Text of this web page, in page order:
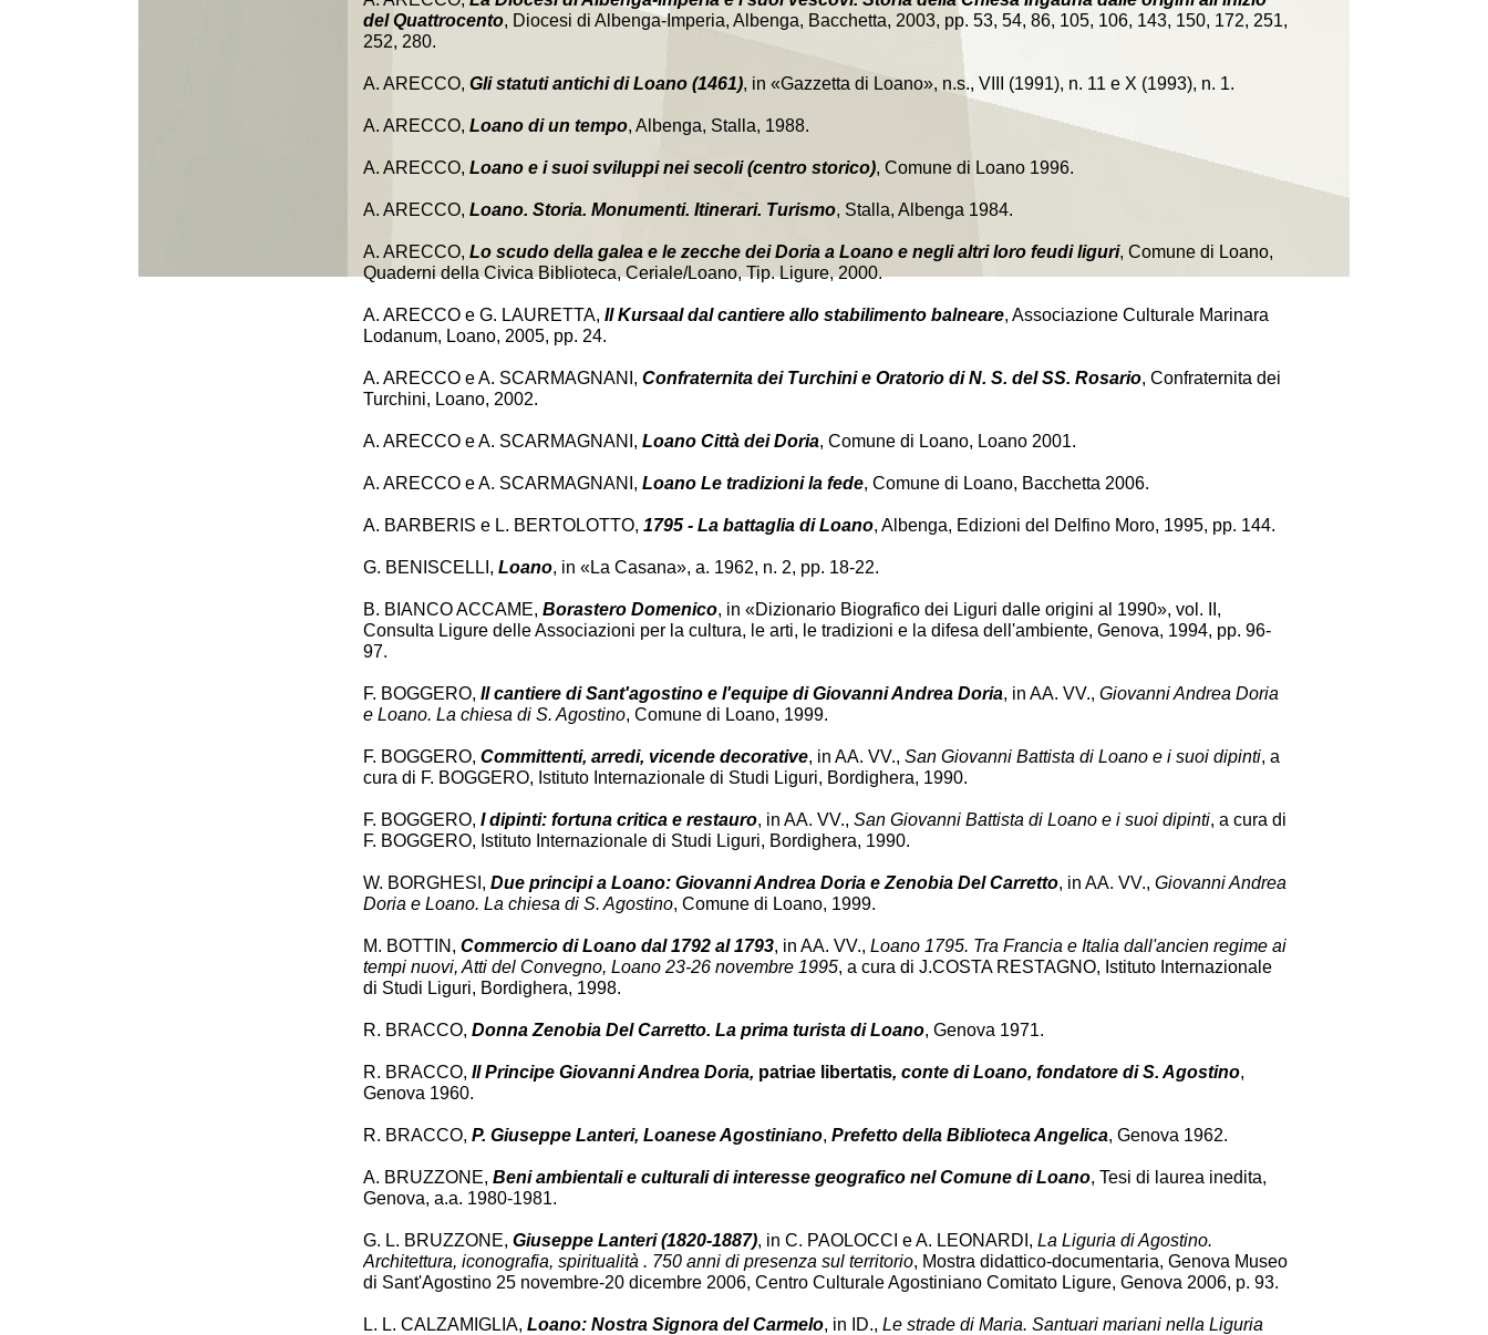
del Quattrocento, Diocesi di Albenga-Imperia, Albenga, Bacchetta, 2003, pp. 53, 54, 86, 105, 106, 143, 150, 172, 251,
252, 280.
A. ARECCO, Gli statuti antichi di Loano (1461), in «Gazzetta di Loano», n.s., VIII (1991), n. 11 e X (1993), n. 1.
A. ARECCO, Loano di un tempo, Albenga, Stalla, 1988.
A. ARECCO, Loano e i suoi sviluppi nei secoli (centro storico), Comune di Loano 1996.
A. ARECCO, Loano. Storia. Monumenti. Itinerari. Turismo, Stalla, Albenga 1984.
A. ARECCO, Lo scudo della galea e le zecche dei Doria a Loano e negli altri loro feudi liguri, Comune di Loano,
Quaderni della Civica Biblioteca, Ceriale/Loano, Tip. Ligure, 2000.
A. ARECCO e G. LAURETTA, Il Kursaal dal cantiere allo stabilimento balneare, Associazione Culturale Marinara
Lodanum, Loano, 2005, pp. 24.
A. ARECCO e A. SCARMAGNANI, Confraternita dei Turchini e Oratorio di N. S. del SS. Rosario, Confraternita dei
Turchini, Loano, 2002.
A. ARECCO e A. SCARMAGNANI, Loano Città dei Doria, Comune di Loano, Loano 2001.
A. ARECCO e A. SCARMAGNANI, Loano Le tradizioni la fede, Comune di Loano, Bacchetta 2006.
A. BARBERIS e L. BERTOLOTTO, 1795 - La battaglia di Loano, Albenga, Edizioni del Delfino Moro, 1995, pp. 144.
G. BENISCELLI, Loano, in «La Casana», a. 1962, n. 2, pp. 18-22.
B. BIANCO ACCAME, Borastero Domenico, in «Dizionario Biografico dei Liguri dalle origini al 1990», vol. II,
Consulta Ligure delle Associazioni per la cultura, le arti, le tradizioni e la difesa dell'ambiente, Genova, 1994, pp. 96-
97.
F. BOGGERO, Il cantiere di Sant'agostino e l'equipe di Giovanni Andrea Doria, in AA. VV., Giovanni Andrea Doria
e Loano. La chiesa di S. Agostino, Comune di Loano, 1999.
F. BOGGERO, Committenti, arredi, vicende decorative, in AA. VV., San Giovanni Battista di Loano e i suoi dipinti, a
cura di F. BOGGERO, Istituto Internazionale di Studi Liguri, Bordighera, 1990.
F. BOGGERO, I dipinti: fortuna critica e restauro, in AA. VV., San Giovanni Battista di Loano e i suoi dipinti, a cura di
F. BOGGERO, Istituto Internazionale di Studi Liguri, Bordighera, 1990.
W. BORGHESI, Due principi a Loano: Giovanni Andrea Doria e Zenobia Del Carretto, in AA. VV., Giovanni Andrea
Doria e Loano. La chiesa di S. Agostino, Comune di Loano, 1999.
M. BOTTIN, Commercio di Loano dal 1792 al 1793, in AA. VV., Loano 1795. Tra Francia e Italia dall'ancien regime ai
tempi nuovi, Atti del Convegno, Loano 23-26 novembre 1995, a cura di J.COSTA RESTAGNO, Istituto Internazionale
di Studi Liguri, Bordighera, 1998.
R. BRACCO, Donna Zenobia Del Carretto. La prima turista di Loano, Genova 1971.
R. BRACCO, Il Principe Giovanni Andrea Doria, patriae libertatis, conte di Loano, fondatore di S. Agostino,
Genova 1960.
R. BRACCO, P. Giuseppe Lanteri, Loanese Agostiniano, Prefetto della Biblioteca Angelica, Genova 1962.
A. BRUZZONE, Beni ambientali e culturali di interesse geografico nel Comune di Loano, Tesi di laurea inedita,
Genova, a.a. 1980-1981.
G. L. BRUZZONE, Giuseppe Lanteri (1820-1887), in C. PAOLOCCI e A. LEONARDI, La Liguria di Agostino.
Architettura, iconografia, spiritualità . 750 anni di presenza sul territorio, Mostra didattico-documentaria, Genova Museo
di Sant'Agostino 25 novembre-20 dicembre 2006, Centro Culturale Agostiniano Comitato Ligure, Genova 2006, p. 93.
L. L. CALZAMIGLIA, Loano: Nostra Signora del Carmelo, in ID., Le strade di Maria. Santuari mariani nella Liguria